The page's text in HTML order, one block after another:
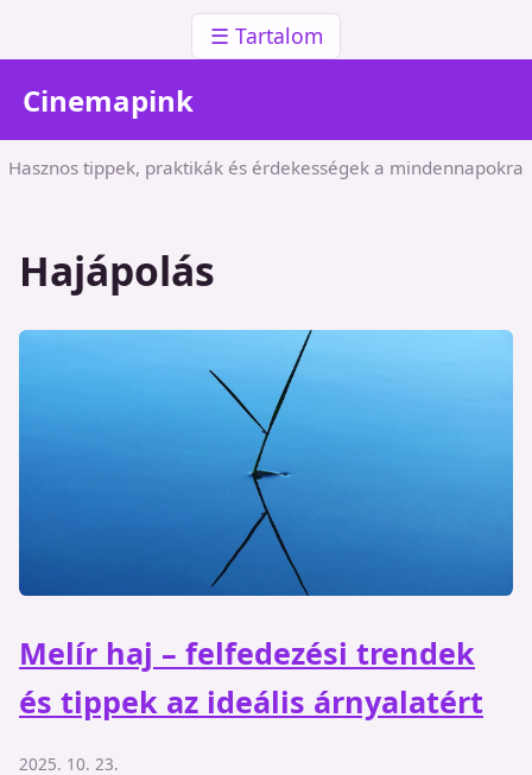
☰ Tartalom
Cinemapink
Hasznos tippek, praktikák és érdekességek a mindennapokra
Hajápolás
Melír haj – felfedezési trendek
és tippek az ideális árnyalatért
2025. 10. 23.